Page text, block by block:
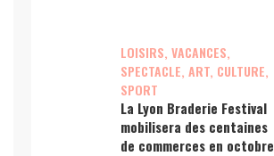
LOISIRS, VACANCES,
SPECTACLE, ART, CULTURE,
SPORT
La Lyon Braderie Festival
mobilisera des centaines
de commerces en octobre